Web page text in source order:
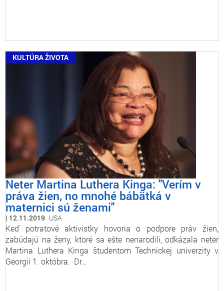
KULTÚRA ŽIVOTA
Neter Martina Luthera Kinga: "Verím v
práva žien, no mnohé bábätká v
maternici sú ženami"
12.11.2019 USA
Keď potratové aktivistky hovoria o podpore práv žien,
zabúdajú na ženy, ktoré sa ešte nenarodili, odkázala neter
Martina Luthera Kinga študentom Technickej univerzity v
Georgii 1. októbra. Dr…